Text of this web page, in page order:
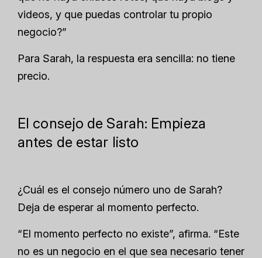
videos, y que puedas controlar tu propio
negocio?”
Para Sarah, la respuesta era sencilla: no tiene
precio.
El consejo de Sarah: Empieza
antes de estar listo
¿Cuál es el consejo número uno de Sarah?
Deja de esperar al momento perfecto.
“El momento perfecto no existe”, afirma. “Este
no es un negocio en el que sea necesario tener